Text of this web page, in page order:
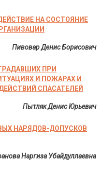
НА СОСТОЯНИЕ
Пивовар Денис Борисович
ПРИ
И ПОЖАРАХ И
СПАСАТЕЛЕЙ
Пытляк Денис Юрьевич
НАРЯДОВ-ДОПУСКОВ
Наргиза Убайдуллаевна